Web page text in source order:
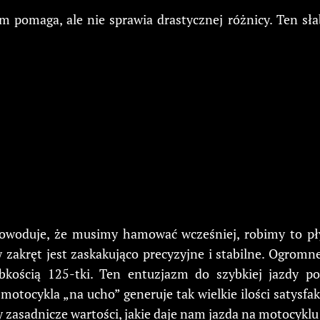
pomaga, ale nie sprawia drastycznej różnicy. Ten
że musimy hamować wcześniej, robimy to
jest zaskakująco precyzyjne i stabilne.
125-tki. Ten entuzjazm do szybkiej jazdy
„na ucho” generuje tak wielkie ilości
wartości, jakie daje nam jazda na